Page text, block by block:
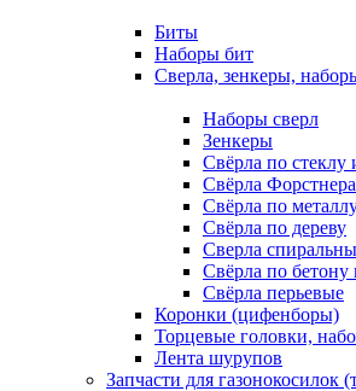
Биты
Наборы бит
Сверла, зенкеры,
Наборы сверл
Зенкеры
Свёрла по стеклу
Свёрла Форстнера
Свёрла по
Свёрла по дереву
Сверла
Свёрла по
Свёрла перьевые
Коронки (цифенборы)
Торцевые головки,
Лента шурупов
Запчасти для газонокосилок